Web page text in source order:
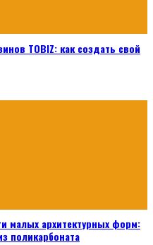
TOBIZ: как создать свой
малых архитектурных форм:
поликарбоната